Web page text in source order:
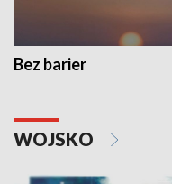
Bez barier
WOJSKO